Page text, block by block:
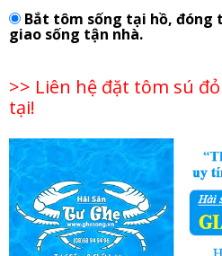
Bắt tôm sống tại hồ, đóng
giao sống tận nhà.
>> Liên hệ đặt tôm sú
tại!